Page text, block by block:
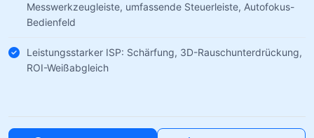
Messwerkzeugleiste, umfassende Steuerleiste, Autofokus-
Bedienfeld
Leistungsstarker ISP: Schärfung, 3D-Rauschunterdrückung,
ROI-Weißabgleich